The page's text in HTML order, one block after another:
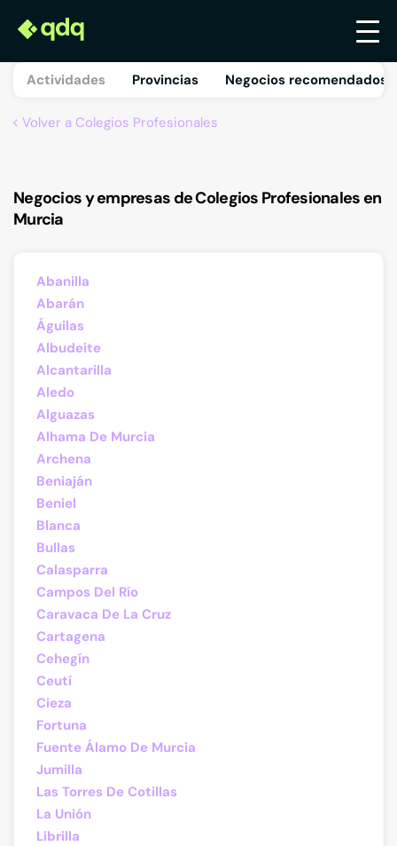
Actividades Provincias Negocios recomendados
Volver a Colegios Profesionales
Negocios y empresas de Colegios Profesionales en
Murcia
Abanilla
Abarán
Águilas
Albudeite
Alcantarilla
Aledo
Alguazas
Alhama De Murcia
Archena
Beniaján
Beniel
Blanca
Bullas
Calasparra
Campos Del Río
Caravaca De La Cruz
Cartagena
Cehegín
Ceutí
Cieza
Fortuna
Fuente Álamo De Murcia
Jumilla
Las Torres De Cotillas
La Unión
Librilla